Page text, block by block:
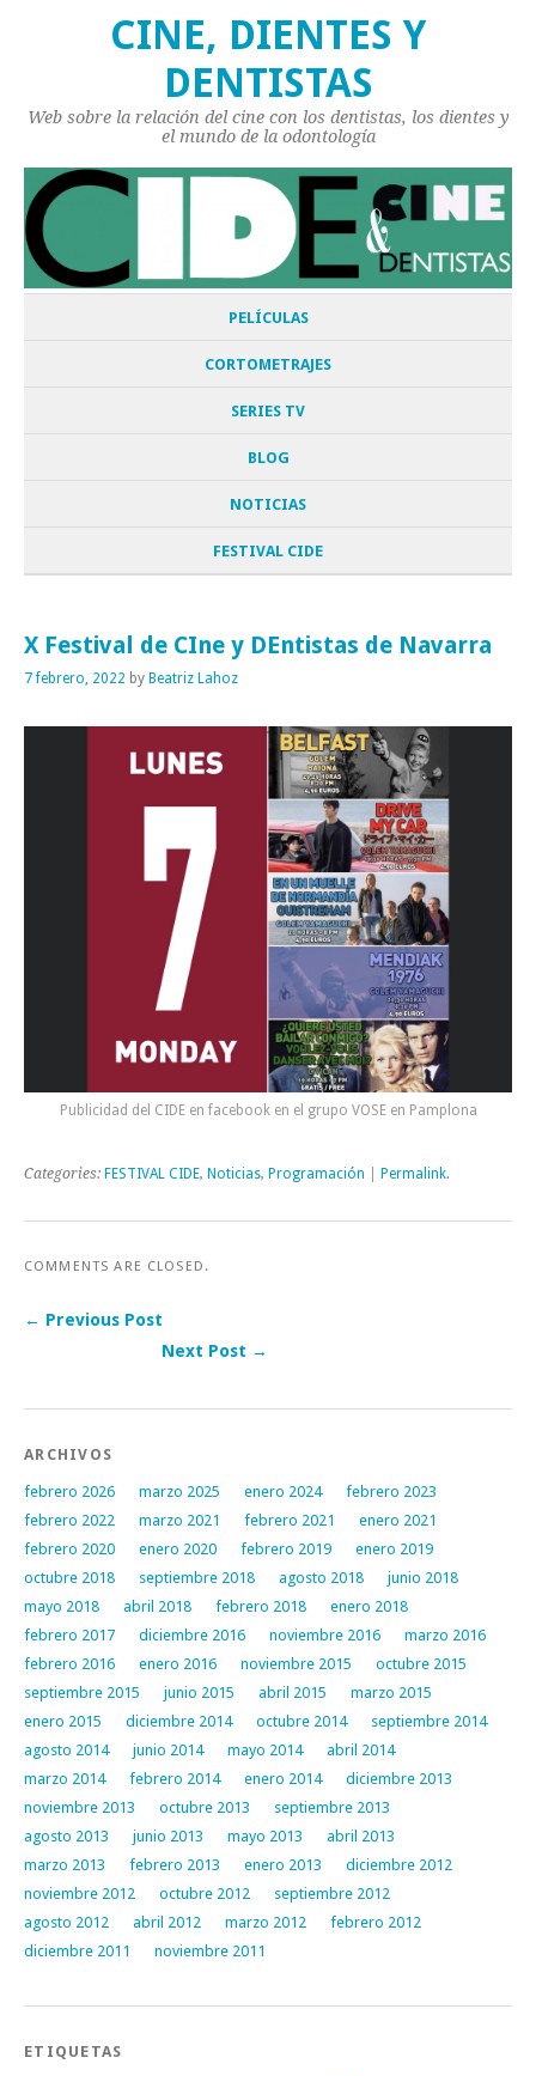
CINE, DIENTES Y
DENTISTAS
Web sobre la relación del cine con los dentistas, los dientes y
el mundo de la odontología
PELÍCULAS
CORTOMETRAJES
SERIES TV
BLOG
NOTICIAS
FESTIVAL CIDE
X Festival de CIne y DEntistas de Navarra
7 febrero, 2022 by Beatriz Lahoz
Publicidad del CIDE en facebook en el grupo VOSE en Pamplona
Categories: FESTIVAL CIDE, Noticias, Programación Permalink.
COMMENTS ARE CLOSED.
Post navigation
← Previous Post
Next Post →
ARCHIVOS
febrero 2026 marzo 2025 enero 2024
febrero 2023
febrero 2022
marzo 2021 febrero 2021
enero 2021
febrero 2020
enero 2020 febrero 2019
enero 2019
octubre 2018
septiembre 2018 agosto 2018
junio 2018
mayo 2018
abril 2018 febrero 2018
enero 2018
febrero 2017
diciembre 2016 noviembre 2016
marzo 2016
febrero 2016
enero 2016 noviembre 2015
octubre 2015
septiembre 2015
junio 2015 abril 2015
marzo 2015
enero 2015
diciembre 2014 octubre 2014
septiembre 2014
agosto 2014
junio 2014 mayo 2014
abril 2014
marzo 2014
febrero 2014 enero 2014
diciembre 2013
noviembre 2013
octubre 2013
septiembre 2013
agosto 2013
junio 2013 mayo 2013
abril 2013
marzo 2013
febrero 2013 enero 2013
diciembre 2012
noviembre 2012
octubre 2012
septiembre 2012
agosto 2012
abril 2012 marzo 2012
febrero 2012
diciembre 2011
noviembre 2011
ETIQUETAS